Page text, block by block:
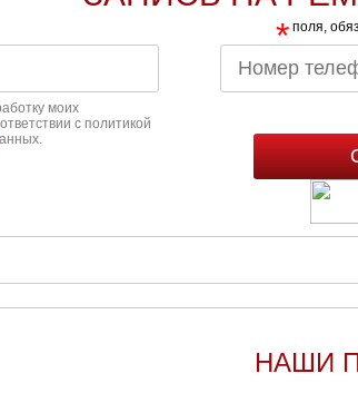
Самара
Санкт-Петербург
Сургут
* поля,
моих
с политикой
НАШИ